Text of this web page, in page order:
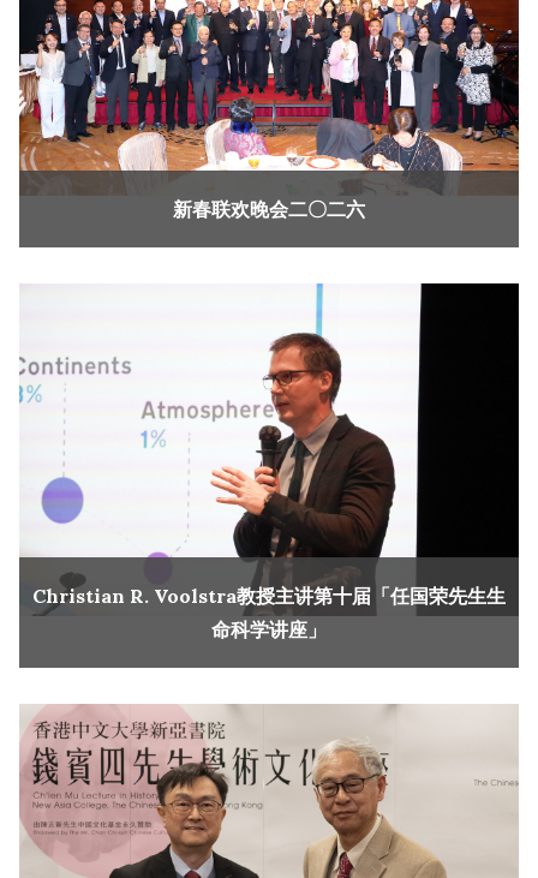
新春联欢晚会二〇二六
Christian R. Voolstra教授主讲第十届「任国荣先生生
命科学讲座」